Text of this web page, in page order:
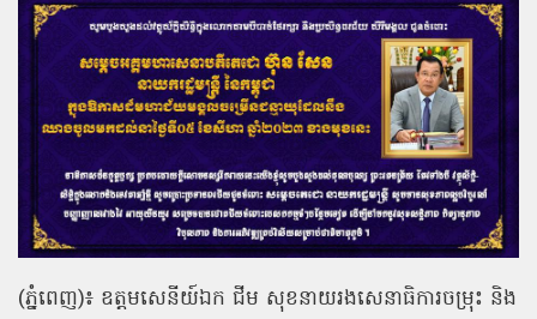
(ភ្នំពេញ)៖ ឧត្តមសេនីយ៍ឯក ជីម សុខនាយរងសេនាធិការចម្រុះ និង